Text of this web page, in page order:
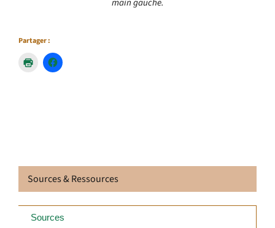
main gauche.
Partager :
Sources & Ressources
Sources